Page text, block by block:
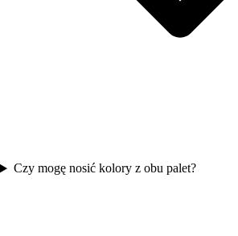
Czy mogę nosić kolory z obu palet?